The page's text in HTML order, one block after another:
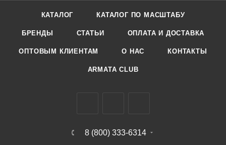
КАТАЛОГ КАТАЛОГ ПО МАСШТАБУ
БРЕНДЫ СТАТЬИ ОПЛАТА И ДОСТАВКА
ОПТОВЫМ КЛИЕНТАМ О НАС КОНТАКТЫ
ARMATA CLUB
8 (800) 333-6314